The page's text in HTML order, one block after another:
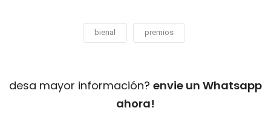
bienal premios
desa mayor información? envie un Whatsapp
ahora!